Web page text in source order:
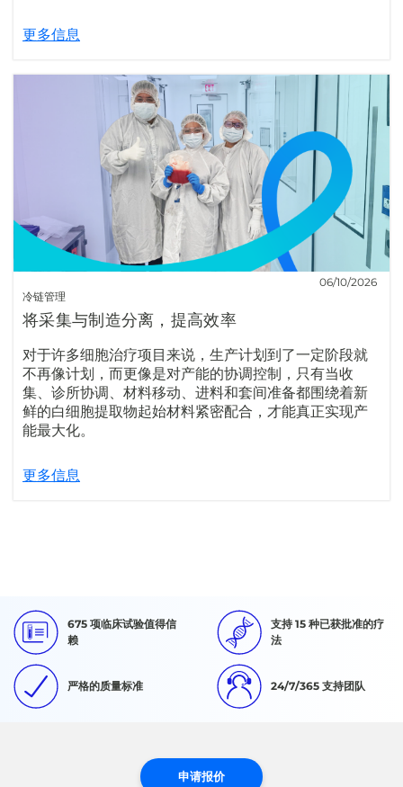
更多信息
冷链管理
06/10/2026
将采集与制造分离，提高效率
对于许多细胞治疗项目来说，生产计划到了一定阶段就
不再像计划，而更像是对产能的协调控制，只有当收
集、诊所协调、材料移动、进料和套间准备都围绕着新
鲜的白细胞提取物起始材料紧密配合，才能真正实现产
能最大化。
更多信息
675 项临床试验值得信
赖
支持 15 种已获批准的疗
法
严格的质量标准 24/7/365 支持团队
申请报价